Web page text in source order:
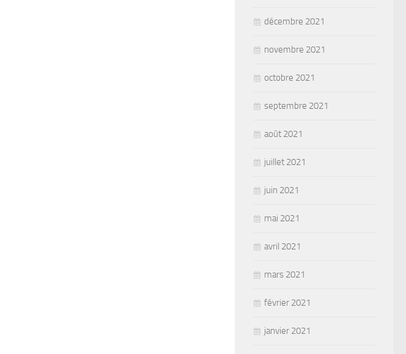
décembre 2021
novembre 2021
octobre 2021
septembre 2021
août 2021
juillet 2021
juin 2021
mai 2021
avril 2021
mars 2021
février 2021
janvier 2021